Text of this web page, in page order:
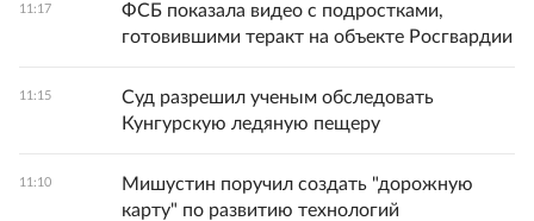
11:17
ФСБ показала видео с подростками,
готовившими теракт на объекте Росгвардии
11:15
Суд разрешил ученым обследовать
Кунгурскую ледяную пещеру
11:10
Мишустин поручил создать "дорожную
карту" по развитию технологий